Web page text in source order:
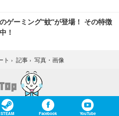
ゲーミング“蚊”が登場！ その特徴
！
ト › 記事 › 写真・画像
STEAM Facebook YouTube